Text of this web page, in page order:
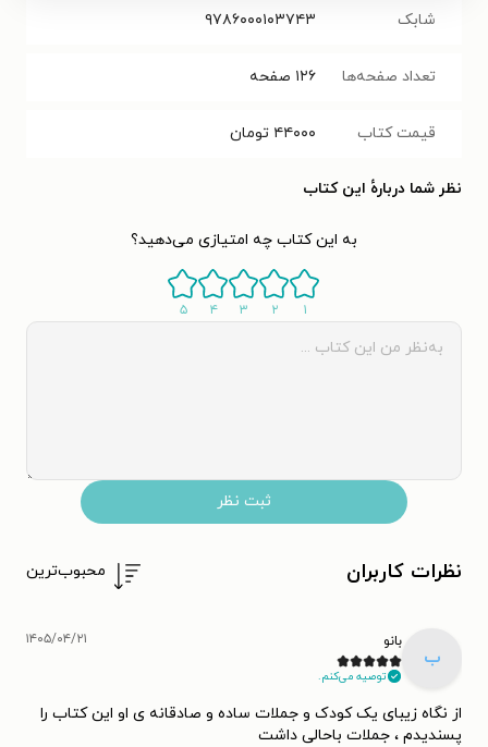
شابک ۹۷۸۶۰۰۰۱۰۳۷۴۳
تعداد صفحه‌ها ۱۲۶ صفحه
قیمت کتاب ۴۴۰۰۰ تومان
نظر شما دربارهٔ این کتاب
به این کتاب چه امتیازی می‌دهید؟
۱ ۲ ۳ ۴ ۵
ثبت نظر
نظرات کاربران محبوب‌ترین
ب
بانو
توصیه می‌کنم.
۱۴۰۵/۰۴/۲۱
از نگاه زیبای یک کودک و جملات ساده و صادقانه ی او این کتاب را
پسندیدم ، جملات باحالی داشت